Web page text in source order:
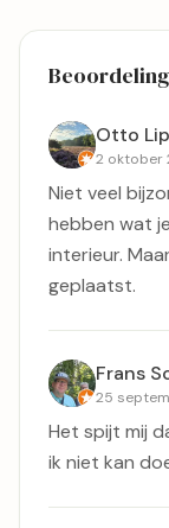
Otto Lip
2 oktober
Niet veel
hebben wat
interieur.
geplaatst.
Frans
25
Het spijt mij
ik niet kan